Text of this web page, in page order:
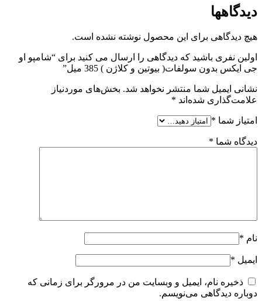
دیدگاهها
هیچ دیدگاهی برای این محصول نوشته نشده است.
اولین نفری باشید که دیدگاهی را ارسال می کنید برای “شامپو او
جی ایکس بدون سولفات( بیوتین و کلاژن ) 385 میل”
نشانی ایمیل شما منتشر نخواهد شد. بخش‌های موردنیاز
علامت‌گذاری شده‌اند *
امتیاز شما *
دیدگاه شما *
نام *
ایمیل *
ذخیره نام، ایمیل و وبسایت من در مرورگر برای زمانی که
دوباره دیدگاهی می‌نویسم.